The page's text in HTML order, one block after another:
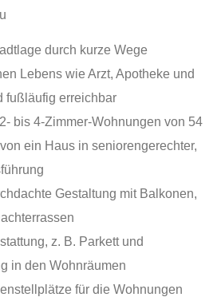
durch kurze Wege
Lebens wie Arzt, Apotheke und
fußläufig erreichbar
bis 4-Zimmer-Wohnungen von 54
ein Haus in seniorengerechter,
Gestaltung mit Balkonen,
z. B. Parkett und
in den Wohnräumen
für die Wohnungen